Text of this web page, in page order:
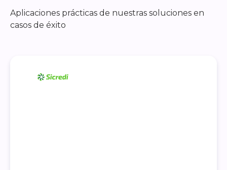
Aplicaciones prácticas de nuestras soluciones en
casos de éxito